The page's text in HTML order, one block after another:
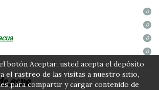
0
0
0
0
acua
botón Aceptar, usted acepta el depósito
el rastreo de las visitas a nuestro sitio,
para compartir y cargar contenido de